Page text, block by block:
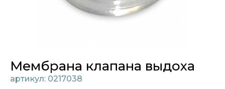
Мембрана клапана выдоха
артикул: 0217038